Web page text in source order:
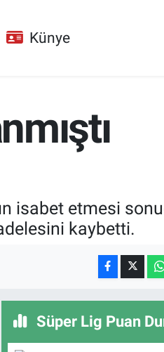
Künye
isabet etmesi
kaybetti.
Süper Lig Puan